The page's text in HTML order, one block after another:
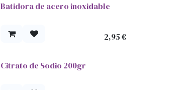
Batidora de acero inoxidable
2,95€
Citrato de Sodio 200gr